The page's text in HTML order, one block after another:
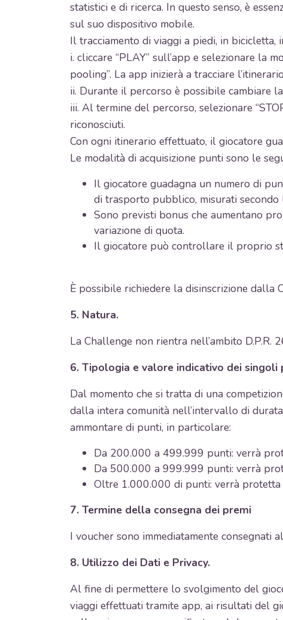
statistici e di ricerca. In questo senso, è
sul suo dispositivo mobile.
Il tracciamento di viaggi a piedi, in
i. cliccare “PLAY” sull’app e selezionare la
pooling”. La app inizierà a tracciare
ii. Durante il percorso è possibile cambiare
iii. Al termine del percorso, selezionare
riconosciuti.
Con ogni itinerario effettuato, il giocatore
Le modalità di acquisizione punti sono le
Il giocatore guadagna un numero di
di trasporto pubblico, misurati secondo
Sono previsti bonus che aumentano
variazione di quota.
Il giocatore può controllare il proprio
È possibile richiedere la disinscrizione dalla
5. Natura.
La Challenge non rientra nell’ambito D.P.R.
6. Tipologia e valore indicativo dei singoli
Dal momento che si tratta di una
dalla intera comunità nell’intervallo di
ammontare di punti, in particolare:
Da 200.000 a 499.999 punti: verrà
Da 500.000 a 999.999 punti: verrà
Oltre 1.000.000 di punti: verrà protetta
7. Termine della consegna dei premi
I voucher sono immediatamente consegnati
8. Utilizzo dei Dati e Privacy.
Al fine di permettere lo svolgimento del
viaggi effettuati tramite app, ai risultati del